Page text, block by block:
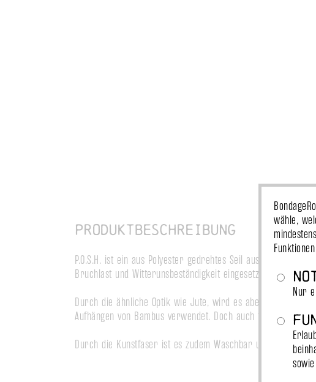
Produktbeschreibung
P.O.S.H. ist ein aus Polyester gedrehtes Seil aus der
Bruchlast und Witterunsbeständigkeit eingesetzt.
Durch die ähnliche Optik wie Jute, wird es aber zunehmend
Aufhängen von Bambus verwendet. Doch auch für das
Durch die Kunstfaser ist es zudem Waschbar und eignet
wähle,
Nur